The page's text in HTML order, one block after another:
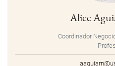
Alice
Coordinador